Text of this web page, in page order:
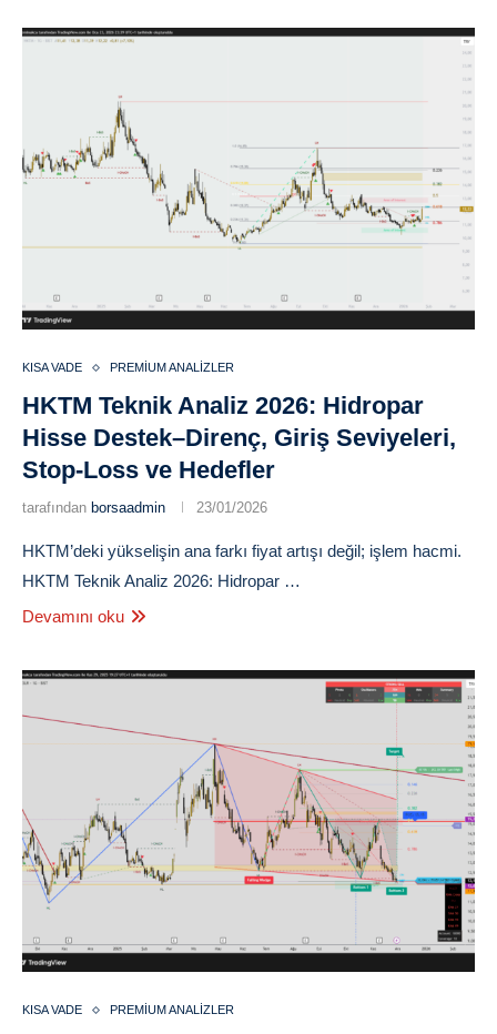
KISA VADE PREMIUM ANALIZLER
HKTM Teknik Analiz 2026: Hidropar
Hisse Destek–Direnç, Giriş Seviyeleri,
Stop-Loss ve Hedefler
tarafından borsaadmin 23/01/2026
HKTM’deki yükselişin ana farkı fiyat artışı değil; işlem hacmi.
HKTM Teknik Analiz 2026: Hidropar …
Devamını oku
KISA VADE PREMIUM ANALIZLER